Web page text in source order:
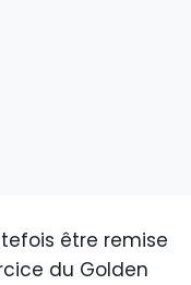
être remise
du Golden